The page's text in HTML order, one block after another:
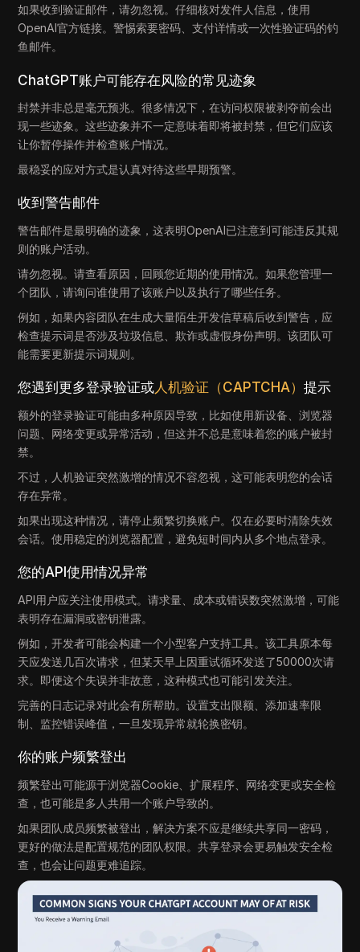
如果收到验证邮件，请勿忽视。仔细核对发件人信息，使用
OpenAI官方链接。警惕索要密码、支付详情或一次性验证码的钓
鱼邮件。
ChatGPT账户可能存在风险的常见迹象
封禁并非总是毫无预兆。很多情况下，在访问权限被剥夺前会出
现一些迹象。这些迹象并不一定意味着即将被封禁，但它们应该
让你暂停操作并检查账户情况。
最稳妥的应对方式是认真对待这些早期预警。
收到警告邮件
警告邮件是最明确的迹象，这表明OpenAI已注意到可能违反其规
则的账户活动。
请勿忽视。请查看原因，回顾您近期的使用情况。如果您管理一
个团队，请询问谁使用了该账户以及执行了哪些任务。
例如，如果内容团队在生成大量陌生开发信草稿后收到警告，应
检查提示词是否涉及垃圾信息、欺诈或虚假身份声明。该团队可
能需要更新提示词规则。
您遇到更多登录验证或人机验证（CAPTCHA）提示
额外的登录验证可能由多种原因导致，比如使用新设备、浏览器
问题、网络变更或异常活动，但这并不总是意味着您的账户被封
禁。
不过，人机验证突然激增的情况不容忽视，这可能表明您的会话
存在异常。
如果出现这种情况，请停止频繁切换账户。仅在必要时清除失效
会话。使用稳定的浏览器配置，避免短时间内从多个地点登录。
您的API使用情况异常
API用户应关注使用模式。请求量、成本或错误数突然激增，可能
表明存在漏洞或密钥泄露。
例如，开发者可能会构建一个小型客户支持工具。该工具原本每
天应发送几百次请求，但某天早上因重试循环发送了50000次请
求。即便这个失误并非故意，这种模式也可能引发关注。
完善的日志记录对此会有所帮助。设置支出限额、添加速率限
制、监控错误峰值，一旦发现异常就轮换密钥。
你的账户频繁登出
频繁登出可能源于浏览器Cookie、扩展程序、网络变更或安全检
查，也可能是多人共用一个账户导致的。
如果团队成员频繁被登出，解决方案不应是继续共享同一密码，
更好的做法是配置规范的团队权限。共享登录会更易触发安全检
查，也会让问题更难追踪。